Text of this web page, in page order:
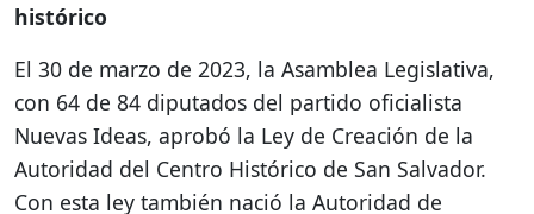
histórico
El 30 de marzo de 2023, la Asamblea Legislativa,
con 64 de 84 diputados del partido oficialista
Nuevas Ideas, aprobó la Ley de Creación de la
Autoridad del Centro Histórico de San Salvador.
Con esta ley también nació la Autoridad de